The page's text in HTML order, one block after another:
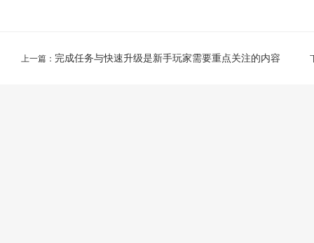
上一篇： 完成任务与快速升级是新手玩家需要重点关注的内容